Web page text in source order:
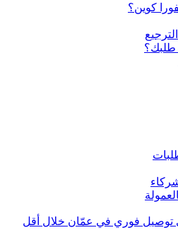
كوين؟
توصيل فوري في عمّان خلال أقل